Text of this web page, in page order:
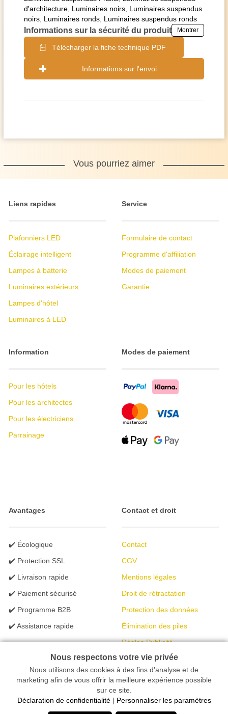
d'architecture Luminaires noirs Luminaires suspendus
noirs Luminaires ronds Luminaires suspendus ronds
Informations sur la sécurité du produit Montrer
Télécharger la fiche technique PDF
Informations sur l'envoi
Vous pourriez aimer
Liens rapides
Plafonniers LED
Éclairage intelligent
Lampes à batterie
Luminaires extérieurs
Lampes d'hôtel
Luminaires à LED
Service
Formulaire de contact
Programme d'affiliation
Modes de paiement
Garantie
Information
Pour les hôtels
Pour les architectes
Pour les électriciens
Parrainage
Modes de paiement
Avantages
✔️ Écologique
✔️ Protection SSL
✔️ Livraison rapide
✔️ Paiement sécurisé
✔️ Programme B2B
✔️ Assistance rapide
Contact et droit
Contact
CGV
Mentions légales
Droit de rétractation
Protection des données
Élimination des piles
Règles Publicité
Votre magasin en ligne spécialisé dans l'éclairage | créé avec
peleides.io
Nous respectons votre vie privée
Nous utilisons des cookies à des fins d'analyse et de
marketing afin de vous offrir la meilleure expérience possible
sur ce site.
Déclaration de confidentialité| Personnaliser les paramètres